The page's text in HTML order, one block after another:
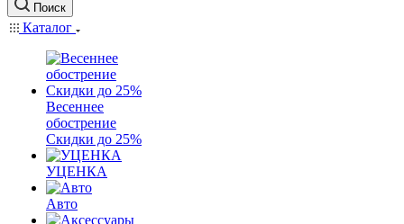
Поиск
Каталог
Весеннее
обострение
Скидки до 25%
УЦЕНКА
Авто